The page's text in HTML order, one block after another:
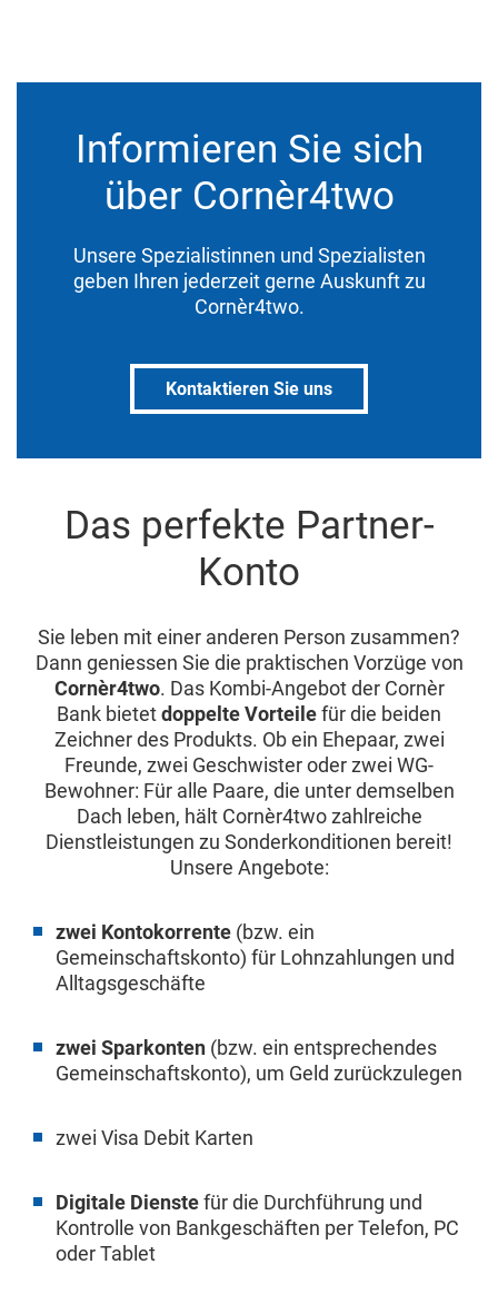
Informieren Sie sich
über Cornèr4two
Unsere Spezialistinnen und Spezialisten
geben Ihren jederzeit gerne Auskunft zu
Cornèr4two.
Kontaktieren Sie uns
Das perfekte Partner-
Konto
Sie leben mit einer anderen Person zusammen?
Dann geniessen Sie die praktischen Vorzüge von
Cornèr4two. Das Kombi-Angebot der Cornèr
Bank bietetdoppelte Vorteilefür die beiden
Zeichner des Produkts. Ob ein Ehepaar, zwei
Freunde, zwei Geschwister oder zwei WG-
Bewohner: Für alle Paare, die unter demselben
Dach leben, hält Cornèr4two zahlreiche
Dienstleistungen zu Sonderkonditionen bereit!
Unsere Angebote:
zwei Kontokorrente (bzw. ein
Gemeinschaftskonto) für Lohnzahlungen und
Alltagsgeschäfte
zwei Sparkonten (bzw. ein entsprechendes
Gemeinschaftskonto), um Geld zurückzulegen
zwei Visa Debit Karten
Digitale Dienstefür die Durchführung und
Kontrolle von Bankgeschäften per Telefon, PC
oder Tablet